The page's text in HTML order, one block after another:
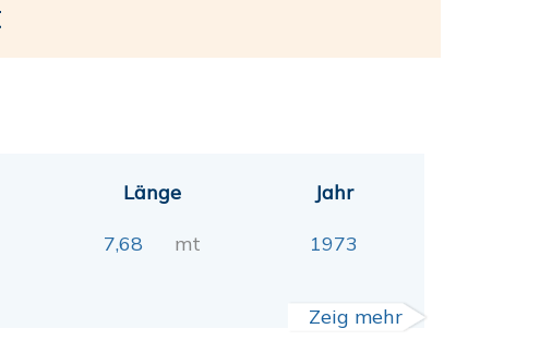
Länge
7,68 mt
Jahr
1973
Zeig mehr